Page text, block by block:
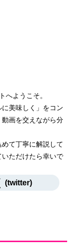
へようこそ。
美味しく」をコン
画を交えながら分
て丁寧に解説して
ただけたら幸いで
(twitter)